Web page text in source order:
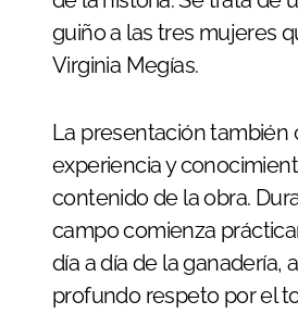
guiño a las tres mujeres
Virginia Megías.
La presentación también
experiencia y
contenido de la obra.
campo comienza
día a día de la ganadería,
profundo respeto por el